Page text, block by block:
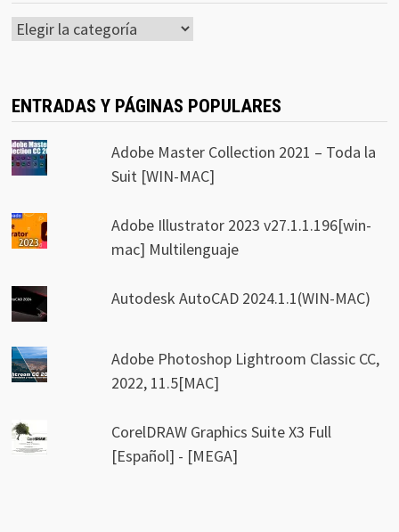
Categorías
ENTRADAS Y PÁGINAS POPULARES
Adobe Master Collection 2021 – Toda la
Suit [WIN-MAC]
Adobe Illustrator 2023 v27.1.1.196[win-
mac] Multilenguaje
Autodesk AutoCAD 2024.1.1(WIN-MAC)
Adobe Photoshop Lightroom Classic CC,
2022, 11.5[MAC]
CorelDRAW Graphics Suite X3 Full
[Español] - [MEGA]